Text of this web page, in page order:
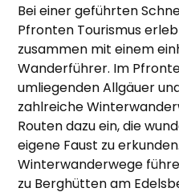
Bei einer geführten
Pfronten Tourismus
zusammen mit einem
Wanderführer. Im
umliegenden Allgäuer
zahlreiche
Routen dazu ein, die
eigene Faust zu
Winterwanderwege
zu Berghütten am